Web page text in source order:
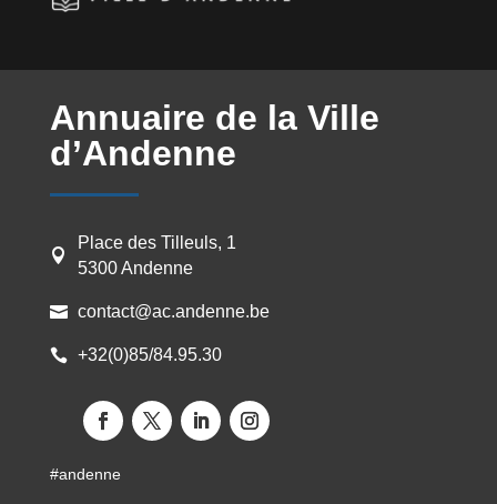
Annuaire de la Ville
d’Andenne

Place des Tilleuls, 1
5300 Andenne
 contact@ac.andenne.be
 +32(0)85/84.95.30
#andenne